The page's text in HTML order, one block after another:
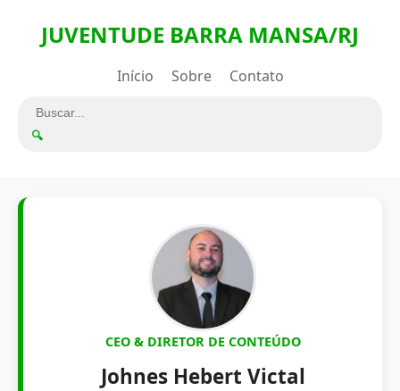
JUVENTUDE BARRA MANSA/RJ
Início Sobre Contato
🔍
CEO & DIRETOR DE CONTEÚDO
Johnes Hebert Victal